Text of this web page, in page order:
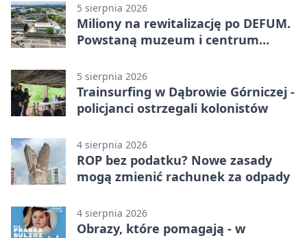
5 sierpnia 2026
Miliony na rewitalizację po DEFUM.
Powstaną muzeum i centrum
5 sierpnia 2026
Trainsurfing w Dąbrowie Górniczej -
policjanci ostrzegali kolonistów
4 sierpnia 2026
ROP bez podatku? Nowe zasady
mogą zmienić rachunek za odpady
4 sierpnia 2026
Obrazy, które pomagają - w